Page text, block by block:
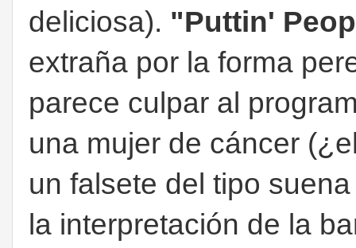
deliciosa). "Puttin'
extraña por la forma
parece culpar al
una mujer de cáncer
un falsete del tipo
la interpretación de la